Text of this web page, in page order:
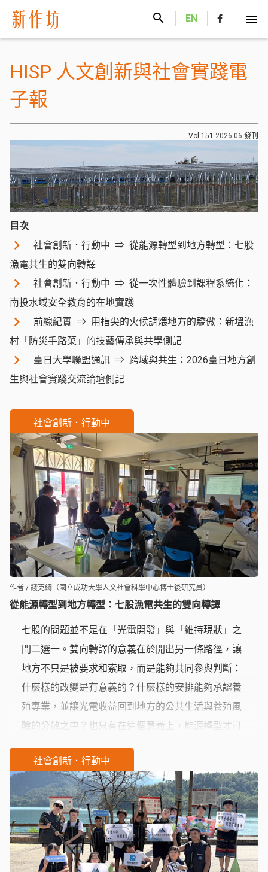
EN
HISP 人文創新與社會實踐電
子報
Vol.151 2026.06 發刊
目次
社會創新．行動中
從能源轉型到地方轉型：七股
漁電共生的雙向轉譯
社會創新．行動中
從一次性體驗到課程系統化：
南投水域安全教育的在地實踐
前線紀實
用指尖的火候調煨地方的驕傲：新塭漁
村「防災手路菜」的技藝傳承與共學側記
臺日大學聯盟通訊
跨域與共生：2026臺日地方創
生與社會實踐交流論壇側記
社會創新．行動中
從能源轉型到地方轉型：七股漁電共生的雙向轉譯
作者 / 錢克綱（國立成功大學人文社會科學中心博士後研究員）
七股的問題並不是在「光電開發」與「維持現狀」之
間二選一。雙向轉譯的意義在於開出另一條路徑，讓
地方不只是被要求和索取，而是能夠共同參與判斷：
什麼樣的改變是有意義的？什麼樣的安排能夠承認養
殖專業，並讓光電收益回到地方的公共生活與養殖風
險的分散之中？也只有在這個意義上，能源轉型才可
能兼具公正性與社會韌性。
社會創新．行動中